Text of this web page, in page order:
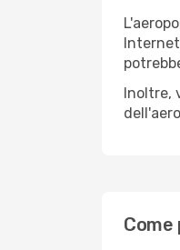
Inoltre,
Come